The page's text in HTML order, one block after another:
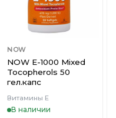
NOW
NOW E-1000 Mixed
Tocopherols 50
гел.капс
Витамины Е
В наличии